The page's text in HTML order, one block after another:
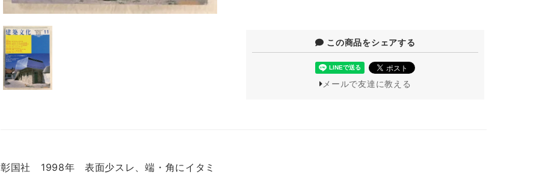
この商品をシェアする
メールで友達に教える
彰国社 1998年 表面少スレ、端・角にイタミ